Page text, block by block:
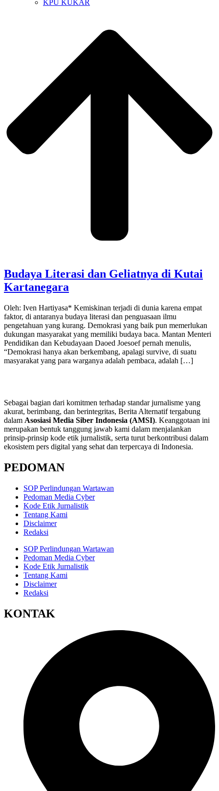
KPU KUKAR
Budaya Literasi dan Geliatnya di Kutai
Kartanegara
Oleh: Iven Hartiyasa* Kemiskinan terjadi di dunia karena empat
faktor, di antaranya budaya literasi dan penguasaan ilmu
pengetahuan yang kurang. Demokrasi yang baik pun memerlukan
dukungan masyarakat yang memiliki budaya baca. Mantan Menteri
Pendidikan dan Kebudayaan Daoed Joesoef pernah menulis,
“Demokrasi hanya akan berkembang, apalagi survive, di suatu
masyarakat yang para warganya adalah pembaca, adalah […]
Sebagai bagian dari komitmen terhadap standar jurnalisme yang
akurat, berimbang, dan berintegritas, Berita Alternatif tergabung
dalam Asosiasi Media Siber Indonesia (AMSI). Keanggotaan ini
merupakan bentuk tanggung jawab kami dalam menjalankan
prinsip-prinsip kode etik jurnalistik, serta turut berkontribusi dalam
ekosistem pers digital yang sehat dan terpercaya di Indonesia.
PEDOMAN
SOP Perlindungan Wartawan
Pedoman Media Cyber
Kode Etik Jurnalistik
Tentang Kami
Disclaimer
Redaksi
SOP Perlindungan Wartawan
Pedoman Media Cyber
Kode Etik Jurnalistik
Tentang Kami
Disclaimer
Redaksi
KONTAK